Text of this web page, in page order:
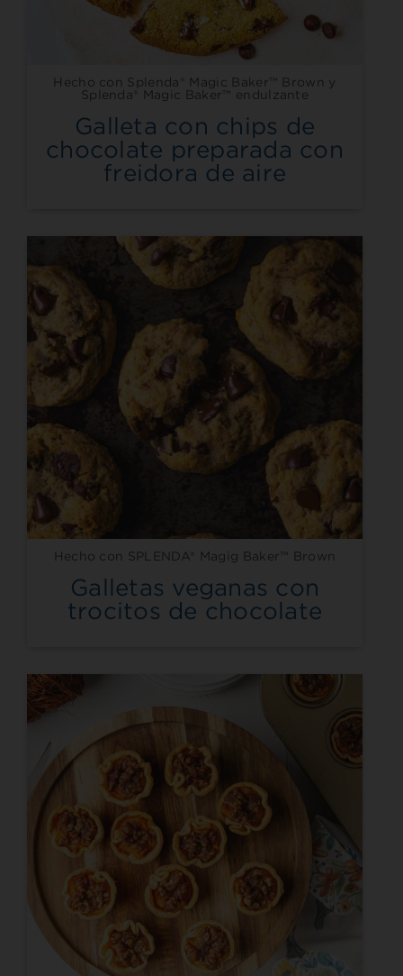
Hecho con Splenda® Magic Baker™ Brown y
Splenda® Magic Baker™ endulzante
Galleta con chips de
chocolate preparada con
freidora de aire
Hecho con SPLENDA® Magig Baker™ Brown
Galletas veganas con
trocitos de chocolate